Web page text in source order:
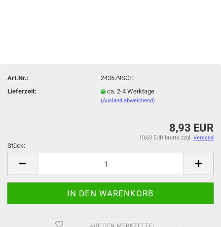
Art.Nr.:
243579SCH
Lieferzeit:
ca. 2-4 Werktage
(Ausland abweichend)
8,93 EUR
10,63 EUR brutto zzgl. Versand
Stück: